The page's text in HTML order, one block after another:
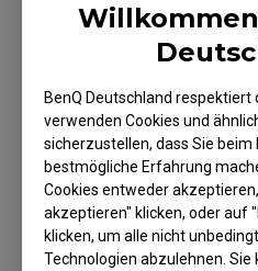
BenQ Deutschland respektiert
verwenden Cookies und
sicherzustellen, dass Sie beim
bestmögliche Erfahrung
Cookies entweder
akzeptieren" klicken, oder auf
klicken, um alle nicht
Technologien abzulehnen. Sie
ZOWIE
DIVINA
für E-Sport